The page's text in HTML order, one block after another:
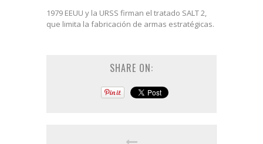
1979 EEUU y la URSS firman el tratado SALT 2,
que limita la fabricación de armas estratégicas.
SHARE ON: